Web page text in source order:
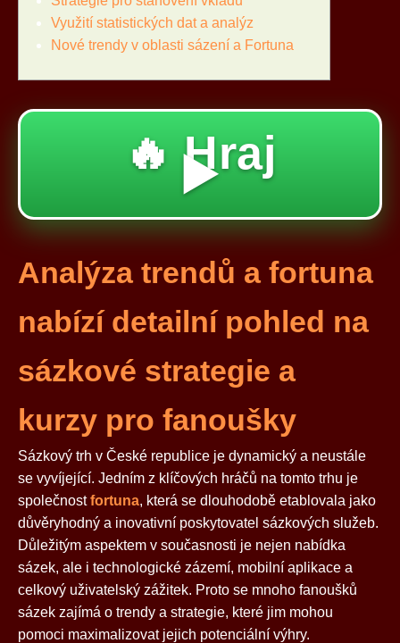
Využití statistických dat a analýz
Nové trendy v oblasti sázení a Fortuna
🔥 Hraj
▶️
Analýza trendů a fortuna
nabízí detailní pohled na
sázkové strategie a
kurzy pro fanoušky
Sázkový trh v České republice je dynamický a neustále
se vyvíjející. Jedním z klíčových hráčů na tomto trhu je
společnostfortuna, která se dlouhodobě etablovala jako
důvěryhodný a inovativní poskytovatel sázkových služeb.
Důležitým aspektem v současnosti je nejen nabídka
sázek, ale i technologické zázemí, mobilní aplikace a
celkový uživatelský zážitek. Proto se mnoho fanoušků
sázek zajímá o trendy a strategie, které jim mohou
pomoci maximalizovat jejich potenciální výhry.